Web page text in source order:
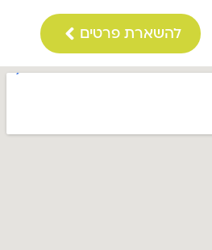
להשארת פרטים